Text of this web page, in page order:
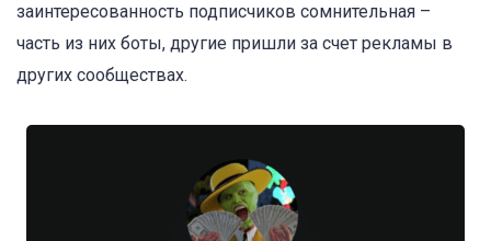
заинтересованность подписчиков сомнительная –
часть из них боты, другие пришли за счет рекламы в
других сообществах.